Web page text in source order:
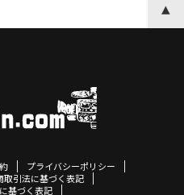
プライバシーポリシー
取引法に基づく表記
基づく表記